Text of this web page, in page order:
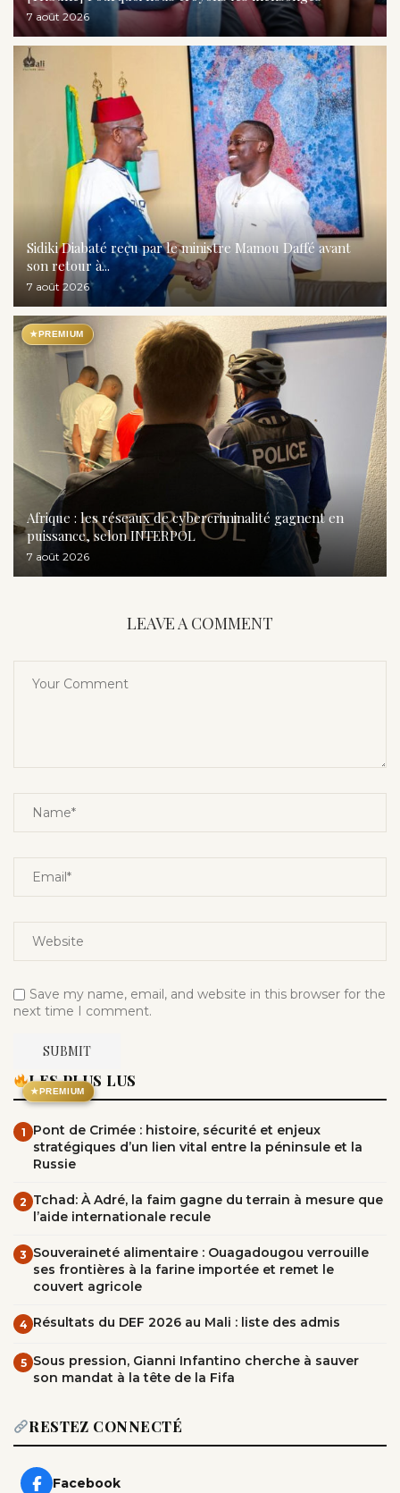
7 août 2026
Sidiki Diabaté reçu par le ministre Mamou Daffé avant
son retour à...
7 août 2026
★ PREMIUM
Afrique : les réseaux de cybercriminalité gagnent en
puissance, selon INTERPOL
7 août 2026
LEAVE A COMMENT
Save my name, email, and website in this browser for the
next time I comment.
★PREMIUM
LES PLUS LUS
1
Pont de Crimée : histoire, sécurité et enjeux
stratégiques d’un lien vital entre la péninsule et la
Russie
2 Tchad: À Adré, la faim gagne du terrain à mesure que
l’aide internationale recule
3 Souveraineté alimentaire : Ouagadougou verrouille
ses frontières à la farine importée et remet le
couvert agricole
4 Résultats du DEF 2026 au Mali : liste des admis
5 Sous pression, Gianni Infantino cherche à sauver
son mandat à la tête de la Fifa
RESTEZ CONNECTÉ
Facebook